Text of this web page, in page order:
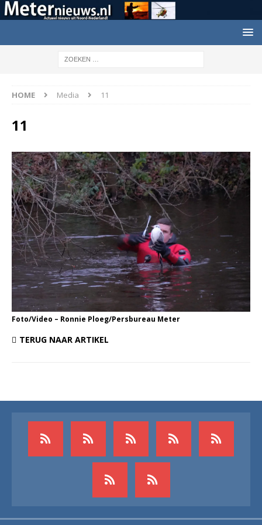
HOME Media 11
11
Foto/Video – Ronnie Ploeg/Persbureau Meter
TERUG NAAR ARTIKEL